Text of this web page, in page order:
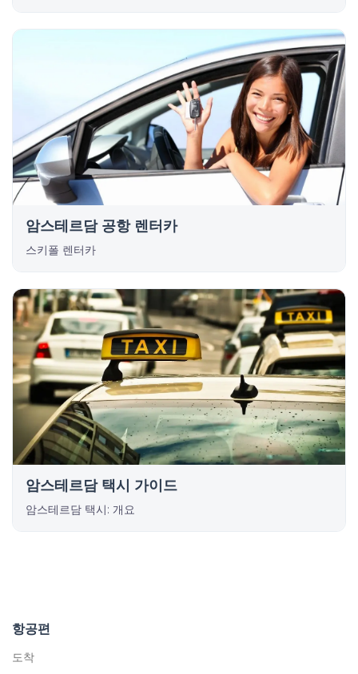
암스테르담 공항 렌터카
스키폴 렌터카
암스테르담 택시 가이드
암스테르담 택시: 개요
항공편
도착